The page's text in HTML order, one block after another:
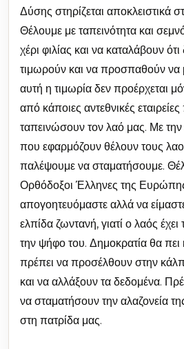
Δύσης στηρίζεται αποκλειστικά
Θέλουμε με ταπεινότητα και
χέρι φιλίας και να καταλάβουν
τιμωρούν και να προσπαθούν να
αυτή η τιμωρία δεν προέρχεται
από κάποιες αντεθνικές
ταπεινώσουν τον λαό μας. Με την
που εφαρμόζουν θέλουν τους
παλέψουμε να σταματήσουμε.
Ορθόδοξοι Έλληνες της
απογοητευόμαστε αλλά να
ελπίδα ζωντανή, γιατί ο λαός
την ψήφο του. Δημοκρατία θα πει
πρέπει να προσέλθουν στην
και να αλλάξουν τα δεδομένα.
να σταματήσουν την αλαζονεία
στη πατρίδα μας.